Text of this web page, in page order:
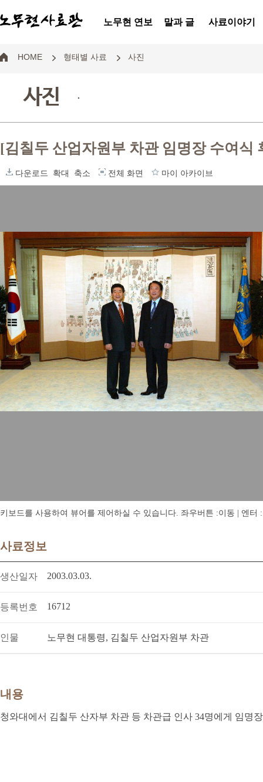
노무현 연보 말과 글 사료이야기
HOME 형태별 사료 사진
사진 .
[김칠두 산업자원부 차관 임명장 수여식
다운로드 확대 축소 전체 화면 마이 아카이브
키보드를 사용하여 뷰어를 제어하실 수 있습니다. 좌우버튼 :이동 | 엔터
사료정보
생산일자 2003.03.03.
등록번호 16712
인물 노무현 대통령, 김칠두 산업자원부 차관
내용
청와대에서 김칠두 산자부 차관 등 차관급 인사 34명에게 임명